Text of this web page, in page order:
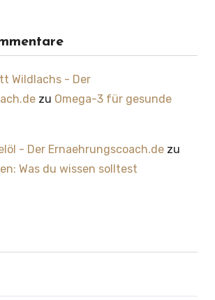
Wildlachs - Der
zu Omega-3 für gesunde
- Der Ernaehrungscoach.dezu
Was du wissen solltest